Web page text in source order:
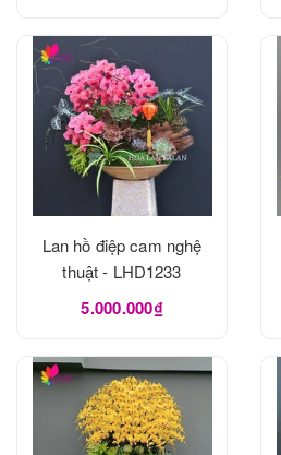
Lan hồ điệp cam nghệ
thuật - LHD1233
5.000.000₫